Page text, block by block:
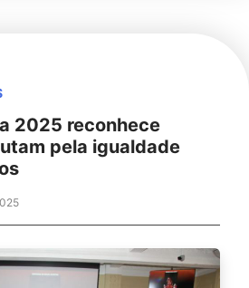
2025 reconhece
pela igualdade